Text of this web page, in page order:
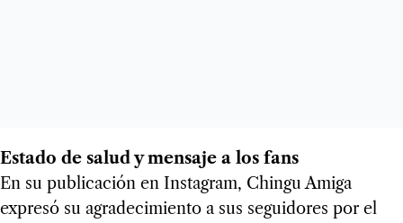
Estado de salud y mensaje a los fans
En su publicación en Instagram, Chingu Amiga
expresó su agradecimiento a sus seguidores por el